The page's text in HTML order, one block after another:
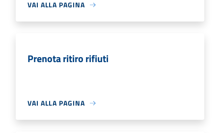
VAI ALLA PAGINA
Prenota ritiro rifiuti
VAI ALLA PAGINA